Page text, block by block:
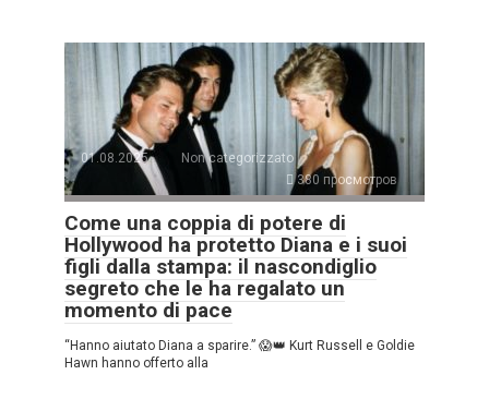
01.08.2025
Non categorizzato
380 просмотров
Come una coppia di potere di
Hollywood ha protetto Diana e i suoi
figli dalla stampa: il nascondiglio
segreto che le ha regalato un
momento di pace
“Hanno aiutato Diana a sparire.” 😱👑 Kurt Russell e Goldie
Hawn hanno offerto alla